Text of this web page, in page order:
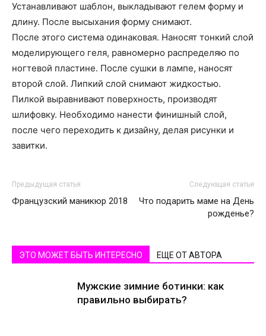
Устанавливают шаблон, выкладывают гелем форму и
длину. После высыхания форму снимают.
После этого система одинаковая. Наносят тонкий слой
моделирующего геля, равномерно распределяю по
ногтевой пластине. После сушки в лампе, наносят
второй слой. Липкий слой снимают жидкостью.
Пилкой выравнивают поверхность, производят
шлифовку. Необходимо нанести финишный слой,
после чего переходить к дизайну, делая рисунки и
завитки.
Предыдущая статья
Французский маникюр 2018
Следующая статья
Что подарить маме на День
рожденье?
ЭТО МОЖЕТ БЫТЬ ИНТЕРЕСНО ЕЩЕ ОТ АВТОРА
Мужские зимние ботинки: как
правильно выбирать?